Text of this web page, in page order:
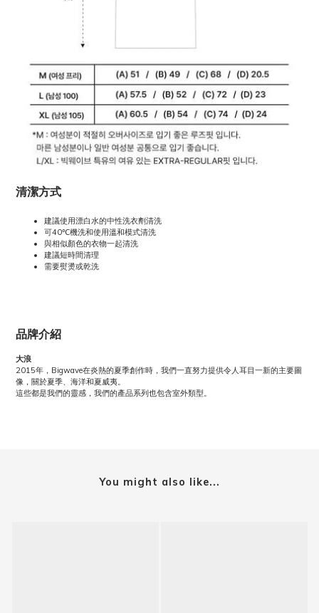
清潔方式
建議使用漂白水的中性洗衣劑清洗
可40℃機洗和使用溫和模式清洗
與相似顏色的衣物一起清洗
建議短時間清理
需要熨燙或乾洗
品牌介紹
大浪
2015年，Bigwave在炎熱的夏季創作時，我們一直努力提供令人耳目一新的主要圖
像，關於夏季、海洋和夏威夷。
這些都是我們的靈感，我們的產品系列也包含室外類型。
You might also like...